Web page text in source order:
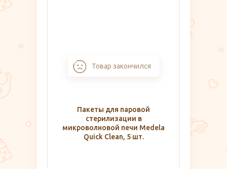
Товар закончился
Пакеты для паровой
стерилизации в
микроволновой печи Medela
Quick Clean, 5 шт.